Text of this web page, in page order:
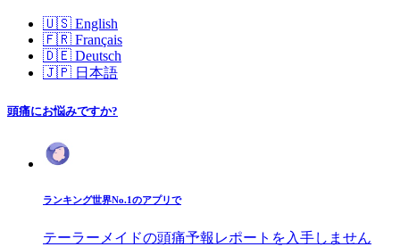
🇺🇸 English
🇫🇷 Français
🇩🇪 Deutsch
🇯🇵 日本語
頭痛にお悩みですか?
ランキング世界No.1のアプリで
テーラーメイドの頭痛予報レポートを入手しません